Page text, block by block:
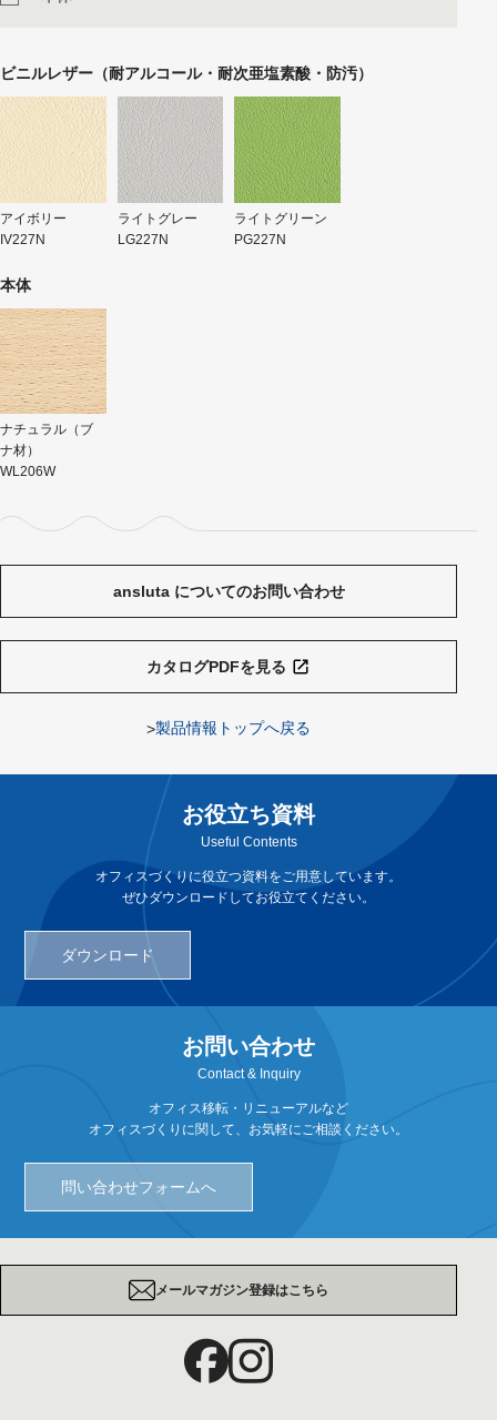
ビニルレザー（耐アルコール・耐次亜塩素酸・防汚）
アイボリー
IV227N
ライトグレー
LG227N
ライトグリーン
PG227N
本体
ナチュラル（ブ
ナ材）
WL206W
ansluta についてのお問い合わせ
カタログPDFを見る
製品情報トップへ戻る
お役立ち資料
Useful Contents
オフィスづくりに役立つ資料をご用意しています。
ぜひダウンロードしてお役立てください。
ダウンロード
お問い合わせ
Contact & Inquiry
オフィス移転・リニューアルなど
オフィスづくりに関して、お気軽にご相談ください。
問い合わせフォームへ
メールマガジン登録はこちら